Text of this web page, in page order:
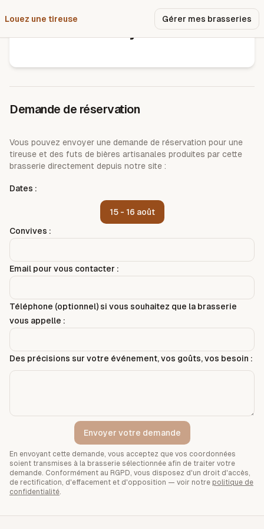
Louez une tireuse Gérer mes brasseries
Lady ale
Demande de réservation
Vous pouvez envoyer une demande de réservation pour une
tireuse et des futs de bières artisanales produites par cette
brasserie directement depuis notre site :
Dates :
15 - 16 août
Convives :
Email pour vous contacter :
Téléphone (optionnel) si vous souhaitez que la brasserie
vous appelle :
Des précisions sur votre événement, vos goûts, vos besoin :
Envoyer votre demande
En envoyant cette demande, vous acceptez que vos coordonnées
soient transmises à la brasserie sélectionnée afin de traiter votre
demande. Conformément au RGPD, vous disposez d'un droit d'accès,
de rectification, d'effacement et d'opposition — voir notre politique de
confidentialité.